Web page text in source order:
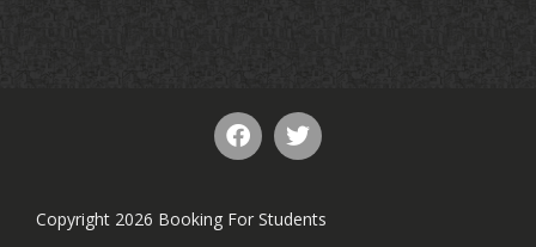
Copyright 2026 Booking For Students